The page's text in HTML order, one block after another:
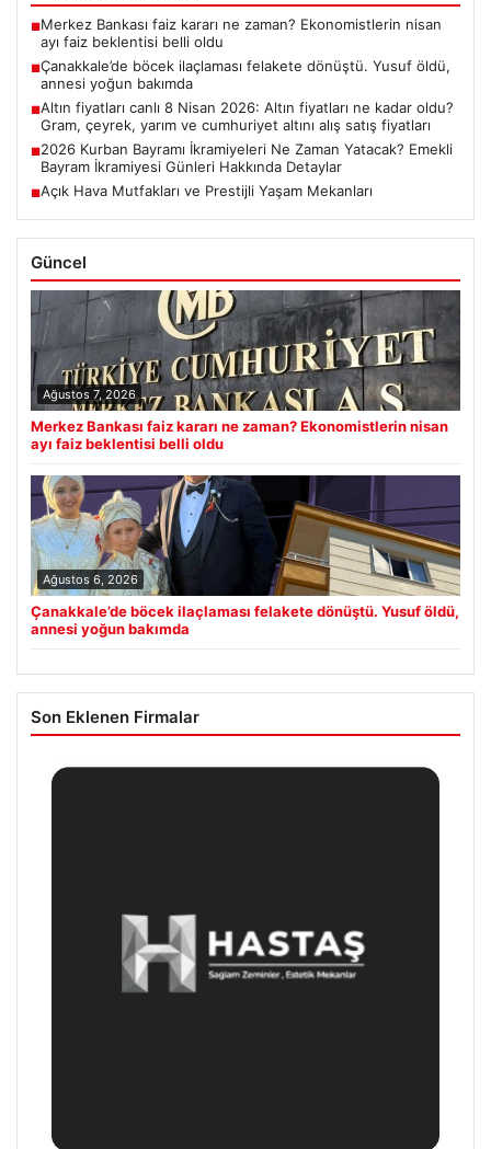
■Merkez Bankası faiz kararı ne zaman? Ekonomistlerin nisan
ayı faiz beklentisi belli oldu
■Çanakkale’de böcek ilaçlaması felakete dönüştü. Yusuf öldü,
annesi yoğun bakımda
■Altın fiyatları canlı 8 Nisan 2026: Altın fiyatları ne kadar oldu?
Gram, çeyrek, yarım ve cumhuriyet altını alış satış fiyatları
■2026 Kurban Bayramı İkramiyeleri Ne Zaman Yatacak? Emekli
Bayram İkramiyesi Günleri Hakkında Detaylar
■Açık Hava Mutfakları ve Prestijli Yaşam Mekanları
Güncel
Ağustos 7, 2026
Merkez Bankası faiz kararı ne zaman? Ekonomistlerin nisan
ayı faiz beklentisi belli oldu
Ağustos 6, 2026
Çanakkale’de böcek ilaçlaması felakete dönüştü. Yusuf öldü,
annesi yoğun bakımda
Son Eklenen Firmalar